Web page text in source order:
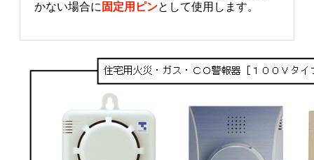
かない場合に 固定用ピンとして使用します。